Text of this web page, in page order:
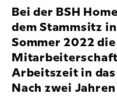
Bei der BSH
dem Stammsitz
Sommer 2022
Arbeitszeit in
Nach zwei